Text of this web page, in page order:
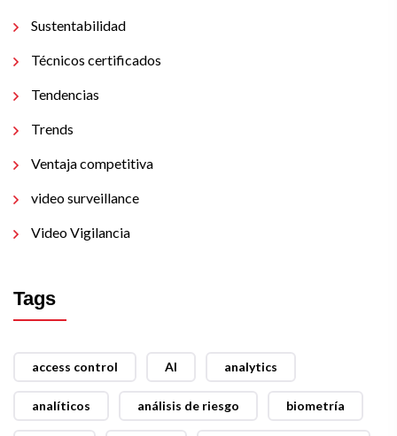
Sustentabilidad
Técnicos certificados
Tendencias
Trends
Ventaja competitiva
video surveillance
Video Vigilancia
Tags
access control AI analytics
analíticos análisis de riesgo biometría